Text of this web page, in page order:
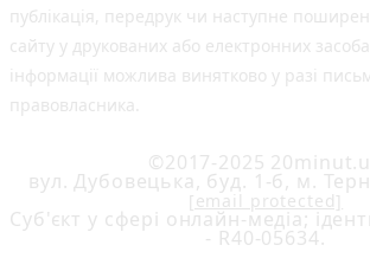
публiкацiя, передрук чи наступне
сайту у друкованих або електронних
інформації можлива винятково у разі
правовласника.
©2017-2025
вул. Дубовецька, буд. 1-б, м.
[email protected]
Cуб'єкт у сфері онлайн-медіа;
- R40-05634.